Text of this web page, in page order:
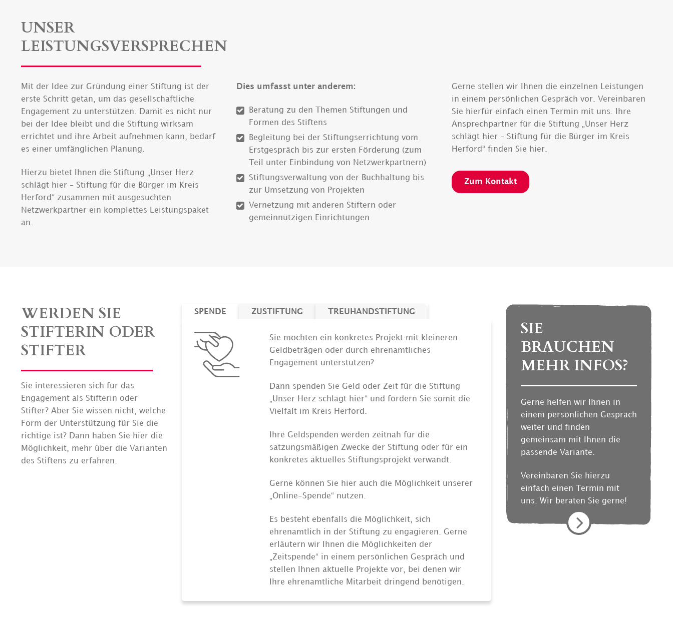
UNSER
LEISTUNGSVERSPRECHEN
Mit der Idee zur Gründung einer Stiftung ist der
erste Schritt getan, um das gesellschaftliche
Engagement zu unterstützen. Damit es nicht nur
bei der Idee bleibt und die Stiftung wirksam
errichtet und ihre Arbeit aufnehmen kann, bedarf
es einer umfänglichen Planung.
Hierzu bietet Ihnen die Stiftung „Unser Herz
schlägt hier – Stiftung für die Bürger im Kreis
Herford“ zusammen mit ausgesuchten
Netzwerkpartner ein komplettes Leistungspaket
an.
Dies umfasst unter anderem:
Beratung zu den Themen Stiftungen und
Formen des Stiftens
Begleitung bei der Stiftungserrichtung vom
Erstgespräch bis zur ersten Förderung (zum
Teil unter Einbindung von Netzwerkpartnern)
Stiftungsverwaltung von der Buchhaltung bis
zur Umsetzung von Projekten
Vernetzung mit anderen Stiftern oder
gemeinnützigen Einrichtungen
Gerne stellen wir Ihnen die einzelnen Leistungen
in einem persönlichen Gespräch vor. Vereinbaren
Sie hierfür einfach einen Termin mit uns. Ihre
Ansprechpartner für die Stiftung „Unser Herz
schlägt hier – Stiftung für die Bürger im Kreis
Herford“ finden Sie hier.
Zum Kontakt
WERDEN SIE
STIFTERIN ODER
STIFTER
Sie interessieren sich für das
Engagement als Stifterin oder
Stifter? Aber Sie wissen nicht, welche
Form der Unterstützung für Sie die
richtige ist? Dann haben Sie hier die
Möglichkeit, mehr über die Varianten
des Stiftens zu erfahren.
SPENDE ZUSTIFTUNG TREUHANDSTIFTUNG
Sie möchten ein konkretes Projekt mit kleineren
Geldbeträgen oder durch ehrenamtliches
Engagement unterstützen?
Dann spenden Sie Geld oder Zeit für die Stiftung
„Unser Herz schlägt hier“ und fördern Sie somit die
Vielfalt im Kreis Herford.
Ihre Geldspenden werden zeitnah für die
satzungsmäßigen Zwecke der Stiftung oder für ein
konkretes aktuelles Stiftungsprojekt verwandt.
Gerne können Sie hier auch die Möglichkeit unserer
„Online-Spende“ nutzen.
Es besteht ebenfalls die Möglichkeit, sich
ehrenamtlich in der Stiftung zu engagieren. Gerne
erläutern wir Ihnen die Möglichkeiten der
„Zeitspende“ in einem persönlichen Gespräch und
stellen Ihnen aktuelle Projekte vor, bei denen wir
Ihre ehrenamtliche Mitarbeit dringend benötigen.
SIE
BRAUCHEN
MEHR INFOS?
Gerne helfen wir Ihnen in
einem persönlichen Gespräch
weiter und finden
gemeinsam mit Ihnen die
passende Variante.
Vereinbaren Sie hierzu
einfach einen Termin mit
uns. Wir beraten Sie gerne!